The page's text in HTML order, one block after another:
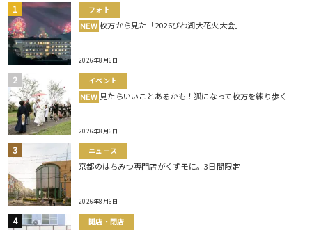
フォト
NEW 枚方から見た「2026びわ湖大花火大会」
2026年8月6日
イベント
NEW 見たらいいことあるかも！狐になって枚方を練り歩く
2026年8月6日
ニュース
京都のはちみつ専門店がくずモに。3日間限定
2026年8月6日
開店・閉店